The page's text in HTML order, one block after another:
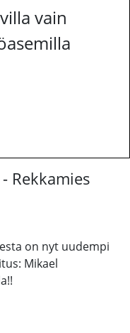
vain
Rekkamies
on nyt uudempi
Mikael